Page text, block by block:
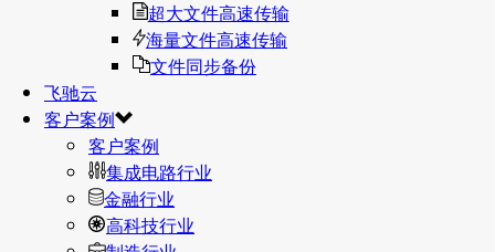
超大文件高速传输
海量文件高速传输
文件同步备份
飞驰云
客户案例
客户案例
集成电路行业
金融行业
高科技行业